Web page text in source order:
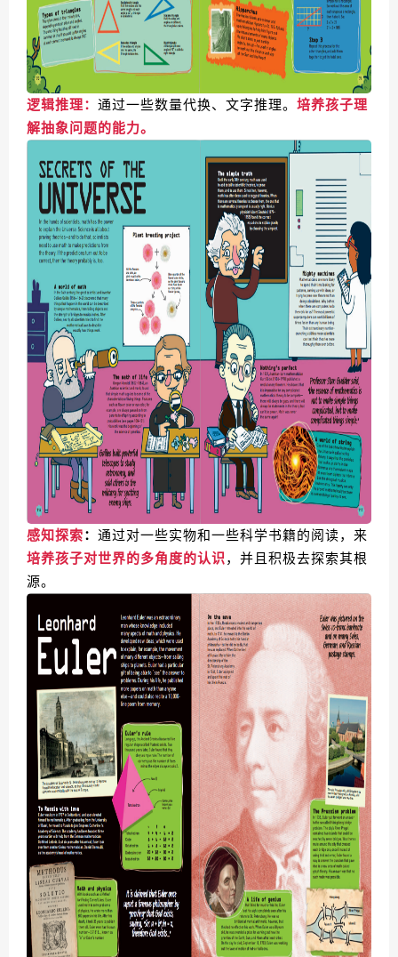
逻辑推理： 通过一些数量代换、文字推理。 培养孩子理
解抽象问题的能力。
感知探索： 通过对一些实物和一些科学书籍的阅读，来
培养孩子对世界的多角度的认识，并且积极去探索其根
源。